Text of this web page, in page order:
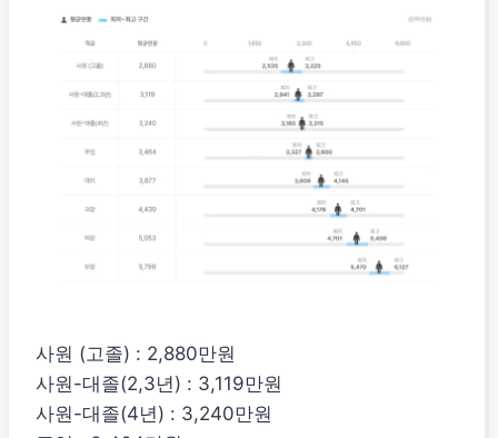
사원 (고졸) : 2,880만원
사원-대졸(2,3년) : 3,119만원
사원-대졸(4년) : 3,240만원